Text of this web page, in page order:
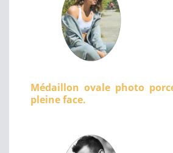
Médaillon ovale photo
pleine face.